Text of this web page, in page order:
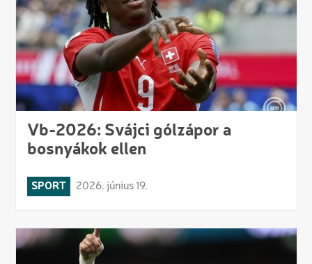
Vb-2026: Svájci gólzápor a
bosnyákok ellen
SPORT 2026. június 19.